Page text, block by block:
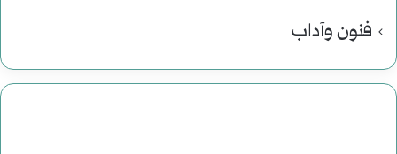
فنون وآداب